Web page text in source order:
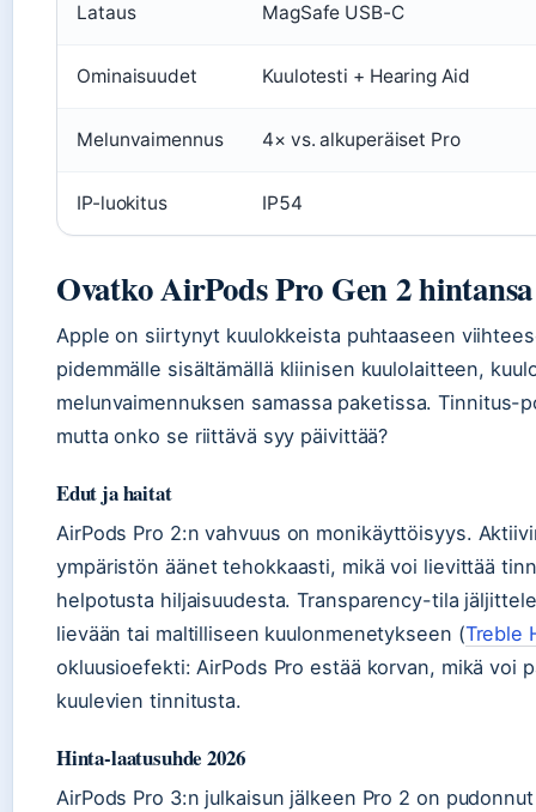
Lataus MagSafe USB-C
Ominaisuudet Kuulotesti + Hearing Aid
Melunvaimennus 4× vs. alkuperäiset Pro
IP-luokitus IP54
Ovatko AirPods Pro Gen 2
Apple on siirtynyt kuulokkeista puhtaaseen
pidemmälle sisältämällä kliinisen kuulolaitteen,
melunvaimennuksen samassa paketissa. Tinnitus-
mutta onko se riittävä syy päivittää?
Edut ja haitat
AirPods Pro 2:n vahvuus on monikäyttöisyys.
ympäristön äänet tehokkaasti, mikä voi lievittää
helpotusta hiljaisuudesta. Transparency-tila
lievään tai maltilliseen kuulonmenetykseen (Treble
okluusioefekti: AirPods Pro estää korvan, mikä voi
kuulevien tinnitusta.
Hinta-laatusuhde 2026
AirPods Pro 3:n julkaisun jälkeen Pro 2 on